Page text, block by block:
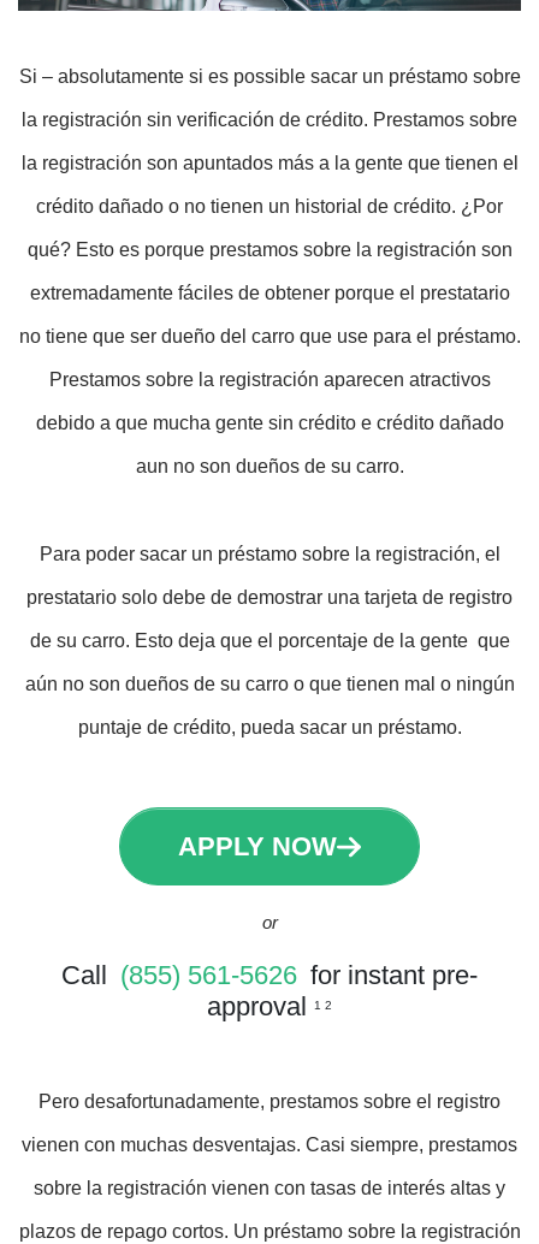
Si – absolutamente si es possible sacar un préstamo sobre
la registración sin verificación de crédito. Prestamos sobre
la registración son apuntados más a la gente que tienen el
crédito dañado o no tienen un historial de crédito. ¿Por
qué? Esto es porque prestamos sobre la registración son
extremadamente fáciles de obtener porque el prestatario
no tiene que ser dueño del carro que use para el préstamo.
Prestamos sobre la registración aparecen atractivos
debido a que mucha gente sin crédito e crédito dañado
aun no son dueños de su carro.
Para poder sacar un préstamo sobre la registración, el
prestatario solo debe de demostrar una tarjeta de registro
de su carro. Esto deja que el porcentaje de la gente que
aún no son dueños de su carro o que tienen mal o ningún
puntaje de crédito, pueda sacar un préstamo.
APPLY NOW
or
Call (855) 561-5626 for instant pre-
approval
1 2
Pero desafortunadamente, prestamos sobre el registro
vienen con muchas desventajas. Casi siempre, prestamos
sobre la registración vienen con tasas de interés altas y
plazos de repago cortos. Un préstamo sobre la registración